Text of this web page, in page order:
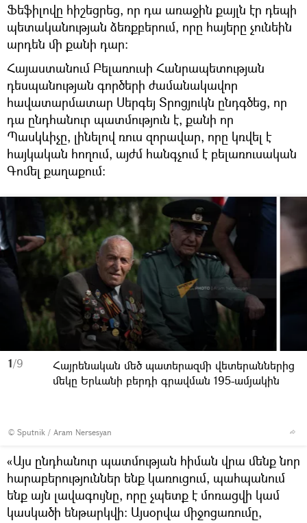
Ֆեֆիլովը հիշեցրեց, որ դա առաջին քայլն էր դեպի
պետականության ձեռքբերում, որը հայերը չունեին
արդեն մի քանի դար։
Հայաստանում Բելառուսի Հանրապետության
դեսպանության գործերի ժամանակավոր
հավատարմատար Սերգեյ Տրոցյուկն ընդգծեց, որ
դա ընդհանուր պատմություն է, քանի որ
Պասկևիչը, լինելով ռուս զորավար, որը կռվել է
հայկական հողում, այժմ հանգչում է բելառուսական
Գոմել քաղաքում:
1/9
© Sputnik / Aram Nersesyan
Հայրենական մեծ պատերազմի վետերաններից
մեկը Երևանի բերդի գրավման 195-ամյակին
«Այս ընդհանուր պատմության հիման վրա մենք նոր
հարաբերություններ ենք կառուցում, պահպանում
ենք այն լավագույնը, որը չպետք է մոռացվի կամ
կասկածի ենթարկվի։ Այսօրվա միջոցառումը,